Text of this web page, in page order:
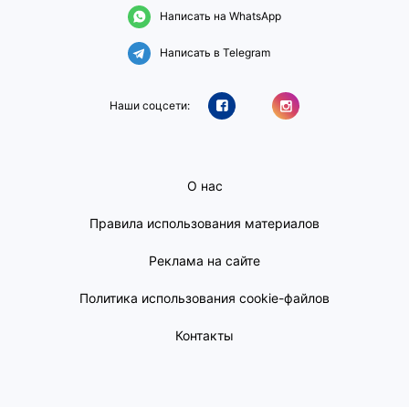
Написать на WhatsApp
Написать в Telegram
Наши соцсети:
О нас
Правила использования материалов
Реклама на сайте
Политика использования cookie-файлов
Контакты